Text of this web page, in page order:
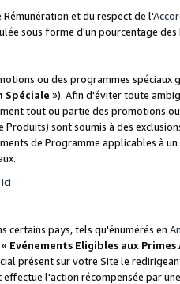
et du respect de l'
sous forme d'un pourcentage
ou des programmes
Spéciale »). Afin d'éviter toute
tout ou partie des promotions
sont soumis à des
de Programme applicables à
ici
certains pays, tels qu'énumérés en
Evénements Eligibles aux Primes
présent sur votre Site le
l'action récompensée par